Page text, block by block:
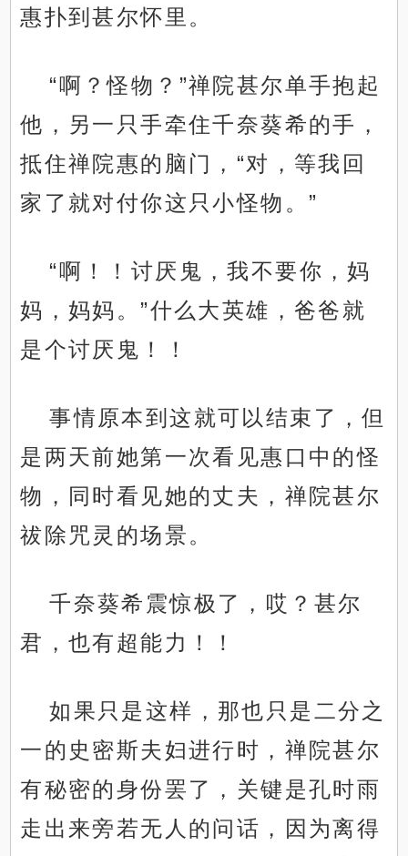
惠扑到甚尔怀里。
“啊？怪物？”禅院甚尔单手抱起
他，另一只手牵住千奈葵希的手，
抵住禅院惠的脑门，“对，等我回
家了就对付你这只小怪物。”
“啊！！讨厌鬼，我不要你，妈
妈，妈妈。”什么大英雄，爸爸就
是个讨厌鬼！！
事情原本到这就可以结束了，但
是两天前她第一次看见惠口中的怪
物，同时看见她的丈夫，禅院甚尔
祓除咒灵的场景。
千奈葵希震惊极了，哎？甚尔
君，也有超能力！！
如果只是这样，那也只是二分之
一的史密斯夫妇进行时，禅院甚尔
有秘密的身份罢了，关键是孔时雨
走出来旁若无人的问话，因为离得